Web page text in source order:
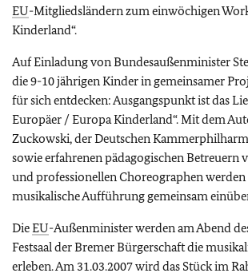
EU-Mitgliedsländern zum einwöchigen
Kinderland“.
Auf Einladung von Bundesaußenminister
die 9-10 jährigen Kinder in gemeinsamer
für sich entdecken: Ausgangspunkt ist das
Europäer / Europa Kinderland“. Mit dem
Zuckowski, der Deutschen
sowie erfahrenen pädagogischen Betreuern
und professionellen Choreographen werden
musikalische Aufführung gemeinsam
DieEU-Außenminister werden am Abend
Festsaal der Bremer Bürgerschaft die
erleben. Am 31.03.2007 wird das Stück im